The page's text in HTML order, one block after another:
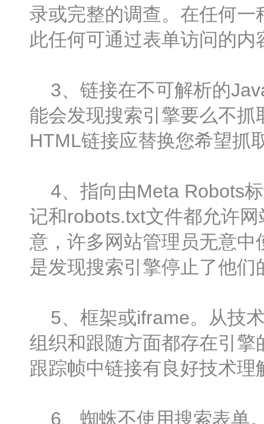
录或完整的调查。在任何
此任何可通过表单访问的
3、链接在不可解析的
能会发现搜索引擎要么不
HTML链接应替换您希望抓
4、指向由Meta Robots
记和robots.txt文件都允许
意，许多网站管理员无意
是发现搜索引擎停止了他们
5、框架或iframe。从技
组织和跟随方面都存在引
跟踪帧中链接有良好技术
6、蜘蛛不使用搜索表单